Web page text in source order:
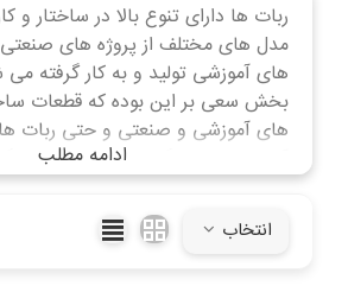
ربات ها دارای تنوع بالا در ساختار و
مدل های مختلف از پروژه های
های آموزشی تولید و به کار گرفته
بخش سعی بر این بوده که قطعات
های آموزشی و صنعتی و حتی ربات
آموزش یا به کارگیری در صنعت ارائه
شامل طیف گسترده ای از انواع سازه
متریال، بردهای درایور و کنترلری و
آموزشی ربات می باشد.
ادامه مطلب
انتخاب